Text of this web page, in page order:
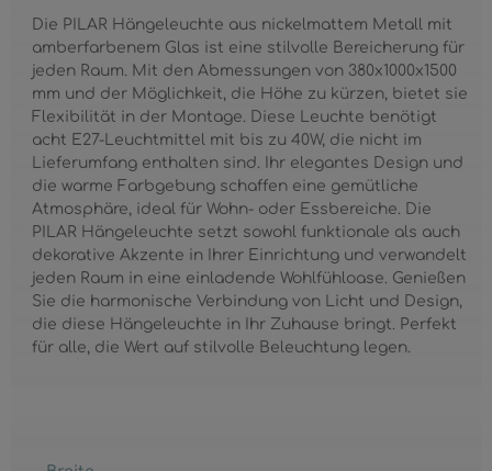
Die PILAR Hängeleuchte aus nickelmattem Metall mit
amberfarbenem Glas ist eine stilvolle Bereicherung für
jeden Raum. Mit den Abmessungen von 380x1000x1500
mm und der Möglichkeit, die Höhe zu kürzen, bietet sie
Flexibilität in der Montage. Diese Leuchte benötigt
acht E27-Leuchtmittel mit bis zu 40W, die nicht im
Lieferumfang enthalten sind. Ihr elegantes Design und
die warme Farbgebung schaffen eine gemütliche
Atmosphäre, ideal für Wohn- oder Essbereiche. Die
PILAR Hängeleuchte setzt sowohl funktionale als auch
dekorative Akzente in Ihrer Einrichtung und verwandelt
jeden Raum in eine einladende Wohlfühloase. Genießen
Sie die harmonische Verbindung von Licht und Design,
die diese Hängeleuchte in Ihr Zuhause bringt. Perfekt
für alle, die Wert auf stilvolle Beleuchtung legen.